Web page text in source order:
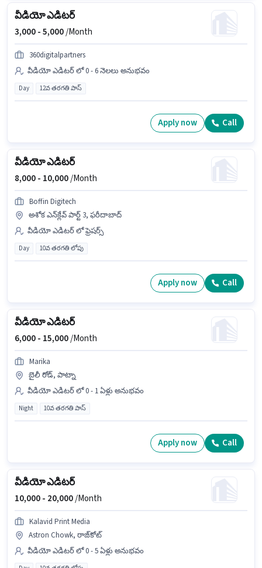
వీడియో ఎడిటర్
3,000 -5,000/Month
360digitalpartners
వీడియో ఎడిటర్ లో 0 - 6 నెలలు అనుభవం
Day 12వ తరగతి పాస్
Apply now Call
వీడియో ఎడిటర్
8,000 - 10,000/Month
Boffin Digitech
అశోక ఎన్‌క్లేవ్ పార్ట్ 3, ఫరీదాబాద్
వీడియో ఎడిటర్ లో ఫ్రెషర్స్
Day 10వ తరగతి లోపు
Apply now Call
వీడియో ఎడిటర్
6,000 - 15,000/Month
Marika
బైలీ రోడ్, పాట్నా
వీడియో ఎడిటర్ లో 0 - 1 ఏళ్లు అనుభవం
Night 10వ తరగతి పాస్
Apply now Call
వీడియో ఎడిటర్
10,000 - 20,000/Month
Kalavid Print Media
Astron Chowk, రాజ్‌కోట్
వీడియో ఎడిటర్ లో 0 - 5 ఏళ్లు అనుభవం